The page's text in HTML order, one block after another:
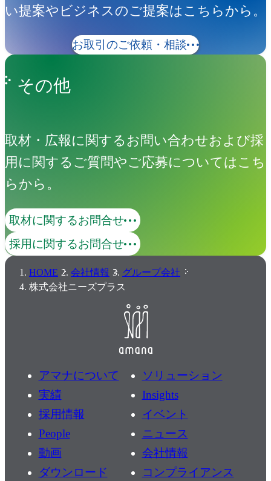
い提案やビジネスのご提案はこちらから。
お取引のご依頼・相談
その他
取材・広報に関するお問い合わせおよび採
用に関するご質問やご応募についてはこち
らから。
取材に関するお問合せ
採用に関するお問合せ
HOME 会社情報
グループ会社
株式会社ニーズプラス
アマナについて
ソリューション
実績
Insights
採用情報
イベント
People
ニュース
動画
会社情報
ダウンロード
コンプライアンス